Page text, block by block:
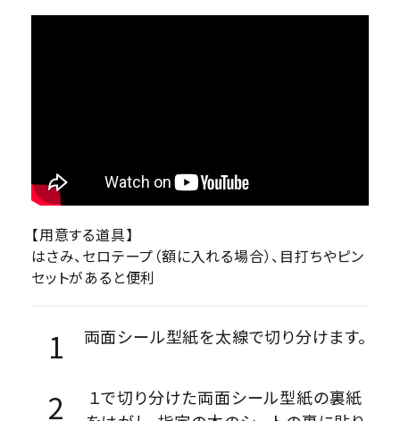
【用意する道具】
はさみ、セロテープ（額に入れる場合）、目打ちやピン
セットがあると便利
両面シール型紙を太線で切り分けます。
１で切り分けた両面シール型紙の裏紙